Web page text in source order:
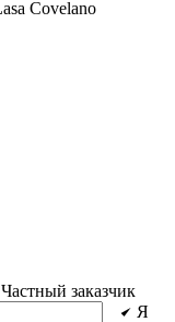
Частный заказчик
Я